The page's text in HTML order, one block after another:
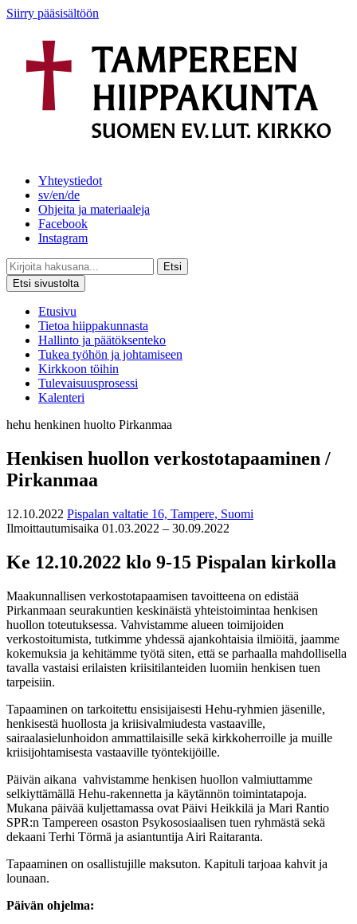
Siirry pääsisältöön
Yhteystiedot
sv/en/de
Ohjeita ja materiaaleja
Facebook
Instagram
Etsi
Etsi sivustolta
Etusivu
Tietoa hiippakunnasta
Hallinto ja päätöksenteko
Tukea työhön ja johtamiseen
Kirkkoon töihin
Tulevaisuusprosessi
Kalenteri
hehu henkinen huolto Pirkanmaa
Henkisen huollon verkostotapaaminen /
Pirkanmaa
12.10.2022 Pispalan valtatie 16, Tampere, Suomi
Ilmoittautumisaika 01.03.2022 – 30.09.2022
Ke 12.10.2022 klo 9-15 Pispalan kirkolla
Maakunnallisen verkostotapaamisen tavoitteena on edistää
Pirkanmaan seurakuntien keskinäistä yhteistoimintaa henkisen
huollon toteutuksessa. Vahvistamme alueen toimijoiden
verkostoitumista, tutkimme yhdessä ajankohtaisia ilmiöitä, jaamme
kokemuksia ja kehitämme työtä siten, että se parhaalla mahdollisella
tavalla vastaisi erilaisten kriisitilanteiden luomiin henkisen tuen
tarpeisiin.
Tapaaminen on tarkoitettu ensisijaisesti Hehu-ryhmien jäsenille,
henkisestä huollosta ja kriisivalmiudesta vastaaville,
sairaalasielunhoidon ammattilaisille sekä kirkkoherroille ja muille
kriisijohtamisesta vastaaville työntekijöille.
Päivän aikana vahvistamme henkisen huollon valmiuttamme
selkiyttämällä Hehu-rakennetta ja käytännön toimintatapoja.
Mukana päivää kuljettamassa ovat Päivi Heikkilä ja Mari Rantio
SPR:n Tampereen osaston Psykososiaalisen tuen ryhmästä sekä
dekaani Terhi Törmä ja asiantuntija Airi Raitaranta.
Tapaaminen on osallistujille maksuton. Kapituli tarjoaa kahvit ja
lounaan.
Päivän ohjelma: